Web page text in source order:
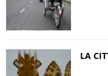
LA